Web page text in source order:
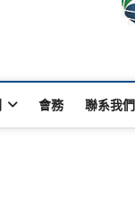
會務 聯系我們